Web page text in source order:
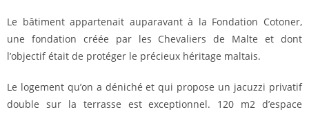
Le bâtiment appartenait auparavant à la Fondation Cotoner,
une fondation créée par les Chevaliers de Malte et dont
l’objectif était de protéger le précieux héritage maltais.
Le logement qu’on a déniché et qui propose un jacuzzi privatif
double sur la terrasse est exceptionnel. 120 m2 d’espace